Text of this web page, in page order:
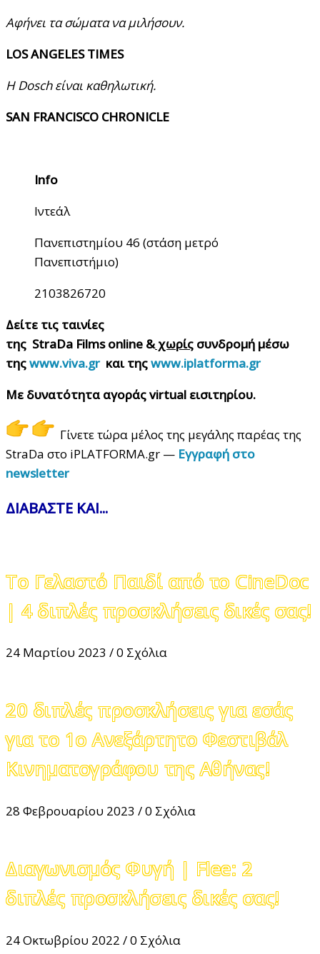
Αφήνει τα σώματα να μιλήσουν.
LOS ANGELES TIMES
Η Dosch είναι καθηλωτική.
SAN FRANCISCO CHRONICLE
Info
Ιντεάλ
Πανεπιστημίου 46 (στάση μετρό
Πανεπιστήμιο)
2103826720
Δείτε τις ταινίες
της StraDa Films online &χωρίς συνδρομή μέσω
τηςwww.viva.gr και τηςwww.iplatforma.gr
Με δυνατότητα αγοράςvirtual εισιτηρίου.
Γίνετε τώρα μέλος της μεγάλης παρέας της
StraDa στο iPLATFORMA.gr — Εγγραφή στο
newsletter
ΔΙΑΒΑΣΤΕ ΚΑΙ...
Το Γελαστό Παιδί από το CineDoc
| 4 διπλές προσκλήσεις δικές σας!
24 Μαρτίου 2023 /0 Σχόλια
20 διπλές προσκλήσεις για εσάς
για το 1o Ανεξάρτητο Φεστιβάλ
Κινηματογράφου της Αθήνας!
28 Φεβρουαρίου 2023 /0 Σχόλια
Διαγωνισμός Φυγή | Flee: 2
διπλές προσκλήσεις δικές σας!
24 Οκτωβρίου 2022 /0 Σχόλια